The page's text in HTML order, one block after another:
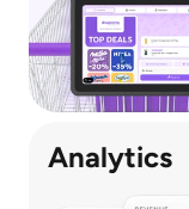
Analytics